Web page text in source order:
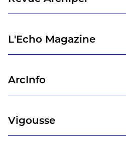
L'Echo Magazine
ArcInfo
Vigousse